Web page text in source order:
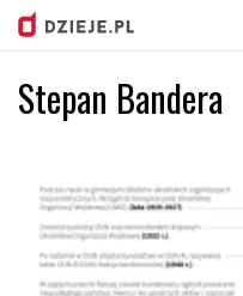
Stepan Bandera